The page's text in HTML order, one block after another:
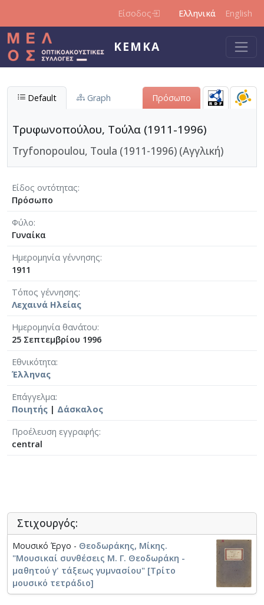
Είσοδος Ελληνικά English
ΚΕΜΚΑ
Default Graph Πρόσωπο
Τρυφωνοπούλου, Τούλα (1911-1996)
Tryfonopoulou, Toula (1911-1996) (Αγγλική)
Είδος οντότητας
Πρόσωπο
Φύλο
Γυναίκα
Ημερομηνία γέννησης
1911
Τόπος γέννησης
Λεχαινά Ηλείας
Ημερομηνία θανάτου
25 Σεπτεμβρίου 1996
Εθνικότητα
Έλληνας
Επάγγελμα
Ποιητής | Δάσκαλος
Προέλευση εγγραφής
central
Στιχουργός:
Μουσικό Έργο - Θεοδωράκης, Μίκης.
"Μουσικαί συνθέσεις Μ. Γ. Θεοδωράκη -
μαθητού γ' τάξεως γυμνασίου" [Τρίτο
μουσικό τετράδιο]